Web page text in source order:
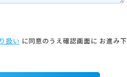
扱い に同意のうえ確認画面に お進み下